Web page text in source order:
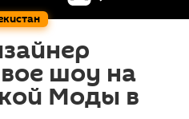
шоу на
Моды в